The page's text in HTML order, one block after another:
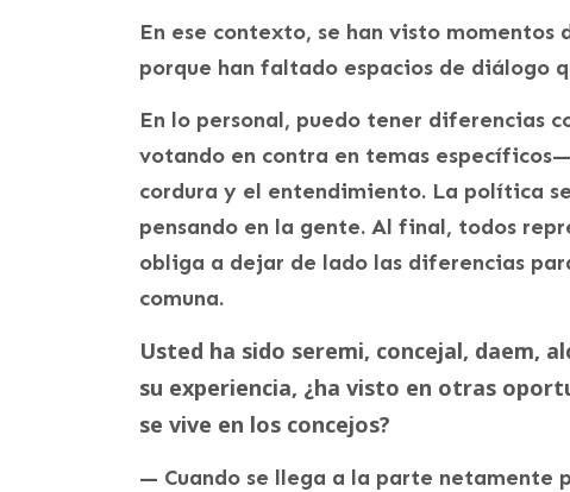
En ese contexto, se han visto
porque han faltado espacios de diálogo
En lo personal, puedo tener diferencias
votando en contra en temas
cordura y el entendimiento. La política
pensando en la gente. Al final, todos
obliga a dejar de lado las diferencias
comuna.
Usted ha sido seremi, concejal, daem,
su experiencia, ¿ha visto en otras
se vive en los concejos?
— Cuando se llega a la parte netamente